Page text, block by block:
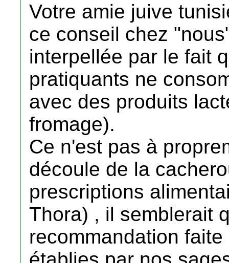
Votre amie juive
ce conseil chez
interpellée par le fait
pratiquants ne
avec des produits
fromage).
Ce n'est pas à
découle de la
prescriptions
Thora) , il semblerait
recommandation